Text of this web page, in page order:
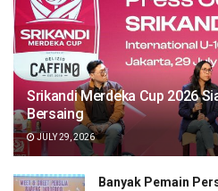
Srikandi Merdeka Cup 2026
Bersaing
JULY 29, 2026
Banyak Pemain